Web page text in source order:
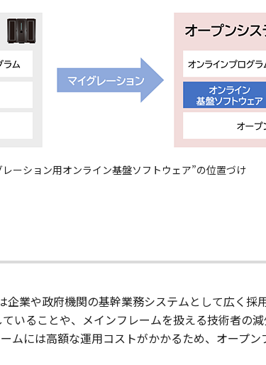
レーション用オンライン基盤ソフトウェア”の位置づけ
業や政府機関の基幹業務システムとして広く採
いることや、メインフレームを扱える技術者の
ムには高額な運用コストがかかるため、オープ